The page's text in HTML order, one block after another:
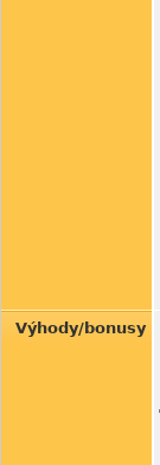
Výhody/bonusy